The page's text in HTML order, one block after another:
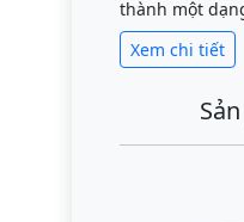
thành một
Xem chi tiết